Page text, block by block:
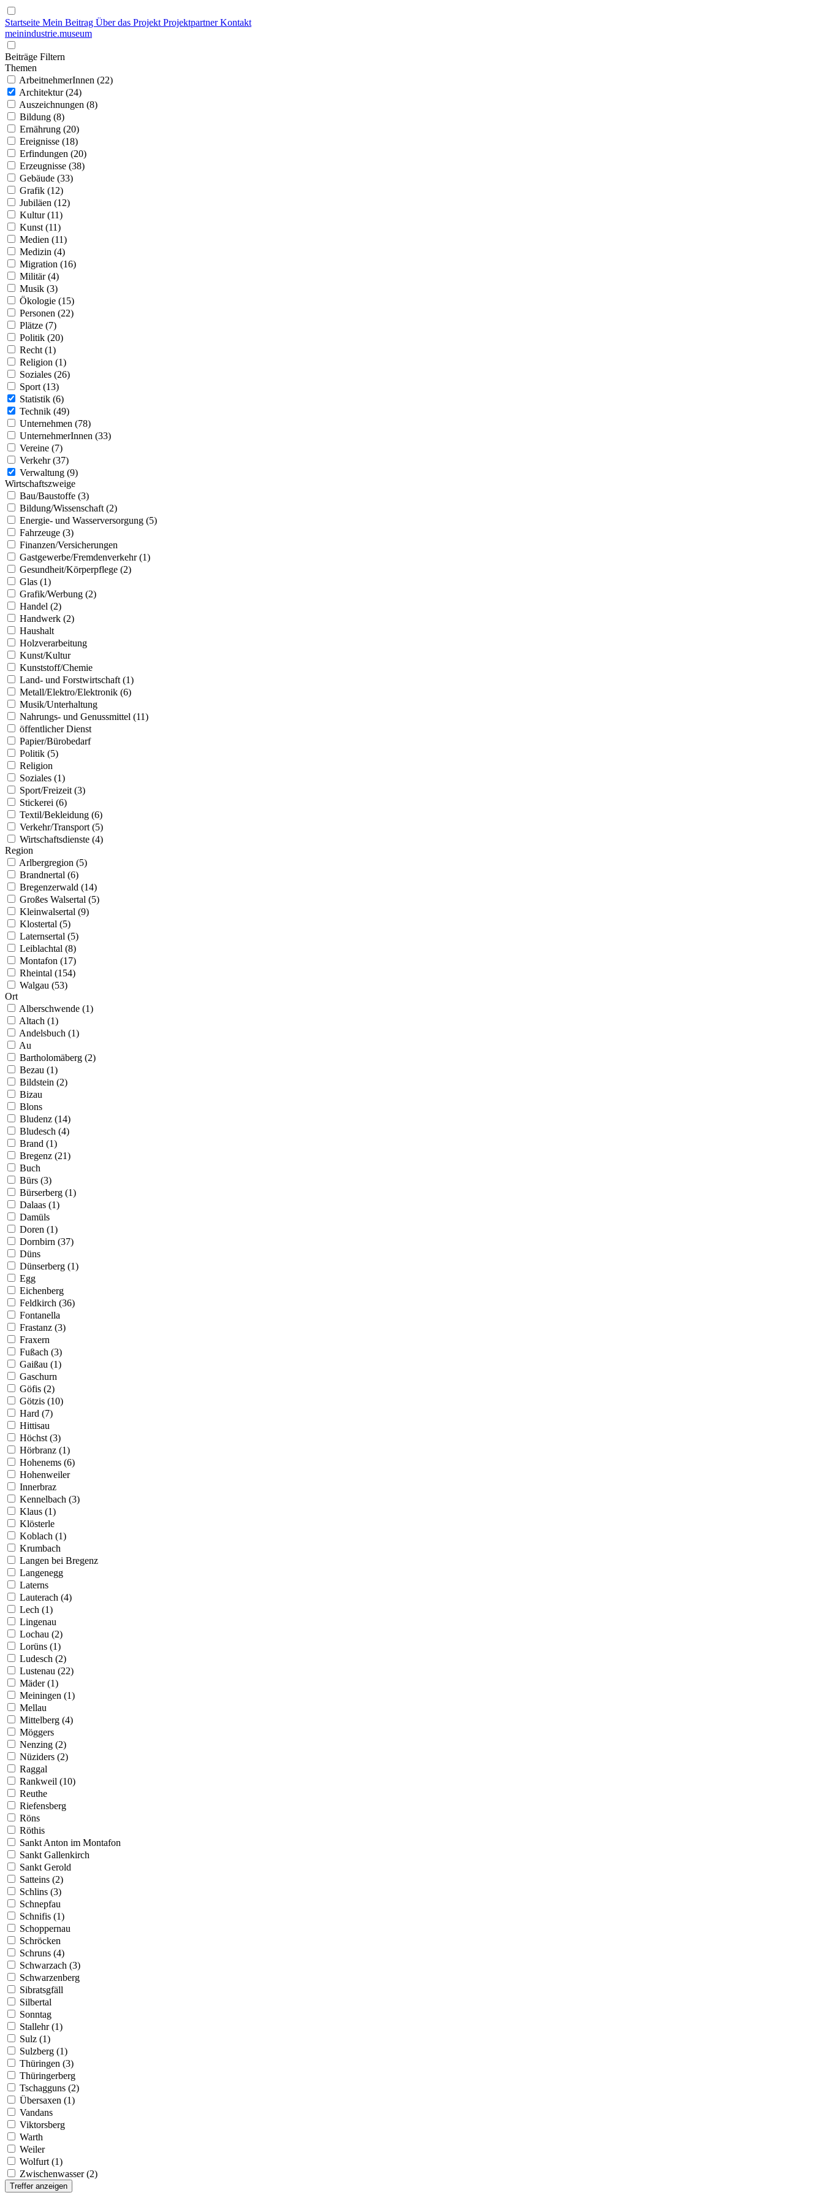
Startseite Mein Beitrag Über das Projekt ProjektpartnerKontakt
meinindustrie.museum
Beiträge Filtern
Themen
ArbeitnehmerInnen (22)
Architektur (24)
Auszeichnungen (8)
Bildung (8)
Ernährung (20)
Ereignisse (18)
Erfindungen (20)
Erzeugnisse (38)
Gebäude (33)
Grafik (12)
Jubiläen (12)
Kultur (11)
Kunst (11)
Medien (11)
Medizin (4)
Migration (16)
Militär (4)
Musik (3)
Ökologie (15)
Personen (22)
Plätze (7)
Politik (20)
Recht (1)
Religion (1)
Soziales (26)
Sport (13)
Statistik (6)
Technik (49)
Unternehmen (78)
UnternehmerInnen (33)
Vereine (7)
Verkehr (37)
Verwaltung (9)
Wirtschaftszweige
Bau/Baustoffe (3)
Bildung/Wissenschaft (2)
Energie- und Wasserversorgung (5)
Fahrzeuge (3)
Finanzen/Versicherungen
Gastgewerbe/Fremdenverkehr (1)
Gesundheit/Körperpflege (2)
Glas (1)
Grafik/Werbung (2)
Handel (2)
Handwerk (2)
Haushalt
Holzverarbeitung
Kunst/Kultur
Kunststoff/Chemie
Land- und Forstwirtschaft (1)
Metall/Elektro/Elektronik (6)
Musik/Unterhaltung
Nahrungs- und Genussmittel (11)
öffentlicher Dienst
Papier/Bürobedarf
Politik (5)
Religion
Soziales (1)
Sport/Freizeit (3)
Stickerei (6)
Textil/Bekleidung (6)
Verkehr/Transport (5)
Wirtschaftsdienste (4)
Region
Arlbergregion (5)
Brandnertal (6)
Bregenzerwald (14)
Großes Walsertal (5)
Kleinwalsertal (9)
Klostertal (5)
Laternsertal (5)
Leiblachtal (8)
Montafon (17)
Rheintal (154)
Walgau (53)
Ort
Alberschwende (1)
Altach (1)
Andelsbuch (1)
Au
Bartholomäberg (2)
Bezau (1)
Bildstein (2)
Bizau
Blons
Bludenz (14)
Bludesch (4)
Brand (1)
Bregenz (21)
Buch
Bürs (3)
Bürserberg (1)
Dalaas (1)
Damüls
Doren (1)
Dornbirn (37)
Düns
Dünserberg (1)
Egg
Eichenberg
Feldkirch (36)
Fontanella
Frastanz (3)
Fraxern
Fußach (3)
Gaißau (1)
Gaschurn
Göfis (2)
Götzis (10)
Hard (7)
Hittisau
Höchst (3)
Hörbranz (1)
Hohenems (6)
Hohenweiler
Innerbraz
Kennelbach (3)
Klaus (1)
Klösterle
Koblach (1)
Krumbach
Langen bei Bregenz
Langenegg
Laterns
Lauterach (4)
Lech (1)
Lingenau
Lochau (2)
Lorüns (1)
Ludesch (2)
Lustenau (22)
Mäder (1)
Meiningen (1)
Mellau
Mittelberg (4)
Möggers
Nenzing (2)
Nüziders (2)
Raggal
Rankweil (10)
Reuthe
Riefensberg
Röns
Röthis
Sankt Anton im Montafon
Sankt Gallenkirch
Sankt Gerold
Satteins (2)
Schlins (3)
Schnepfau
Schnifis (1)
Schoppernau
Schröcken
Schruns (4)
Schwarzach (3)
Schwarzenberg
Sibratsgfäll
Silbertal
Sonntag
Stallehr (1)
Sulz (1)
Sulzberg (1)
Thüringen (3)
Thüringerberg
Tschagguns (2)
Übersaxen (1)
Vandans
Viktorsberg
Warth
Weiler
Wolfurt (1)
Zwischenwasser (2)
Treffer anzeigen